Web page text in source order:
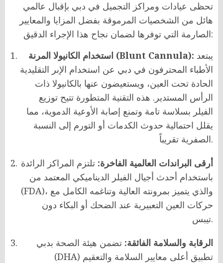
تحظى عيادات ومراكز التجميل في دبي بإقبال عالمي
هائل من الشخصيات المرموقة بفضل المزايا والمعايير
الصارمة التي توفرها لضمان نجاح هذا الإجراء الدقيق:
استخدام الكانيولا المرنة (Blunt Cannula):
الأطباء المحترفون في دبي عن استخدام الإبر التقليدية
الحادة تحت العين، ويستعيضون عنها بالكانيولا ذات
الرأس المستدير. هذه التقنية المتطورة تتيح توزيع
الفيلر بسلاسة تامة وتمنع إصابة الأوعية الدموية، مما
يقلل احتمالية حدوث الكدمات أو التورم إلى النسبة
الصفرية تقريباً.
أرقى البراندات العالمية الفاخرة: تلتزم المراكز الرائدة
باستخدام أحدث أجيال الفيلر الديناميكي المعتمد من
(FDA)، والذي يتميز بمرونته العالية وتناغمه الكامل مع
حركات العين التعبيرية عند الضحك أو البكاء دون
تيبس.
الرقابة والسلامة الفائقة: تضمن هيئة الصحة بدبي
(DHA) تطبيق أعلى معايير السلامة والتعقيم